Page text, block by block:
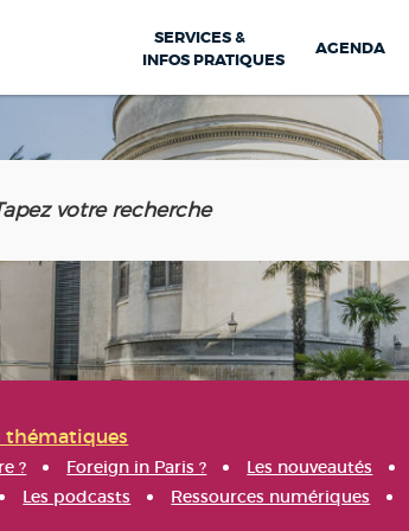
SERVICES &
INFOS PRATIQUES
AGENDA
thématiques
? Foreign in Paris ? Les nouveautés
Les podcasts Ressources numériques